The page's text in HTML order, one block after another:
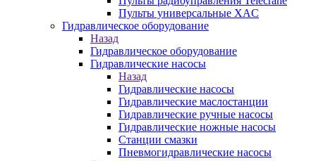
Пульты универсальные XAC
Гидравлическое оборудование
Назад
Гидравлическое оборудование
Гидравлические насосы
Назад
Гидравлические насосы
Гидравлические маслостанции
Гидравлические ручные насосы
Гидравлические ножные насосы
Станции смазки
Пневмогидравлические насосы